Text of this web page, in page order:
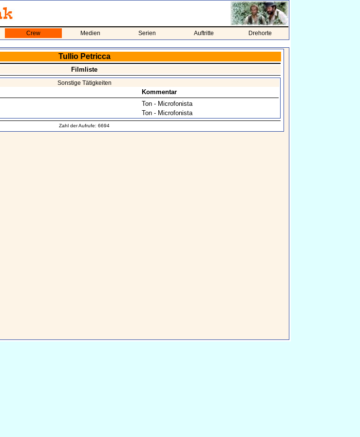
Crew Medien Serien Auftritte Drehorte
Tullio Petricca
Filmliste
Sonstige Tätigkeiten
Kommentar
Ton - Microfonista
Ton - Microfonista
Zahl der Aufrufe: 6694